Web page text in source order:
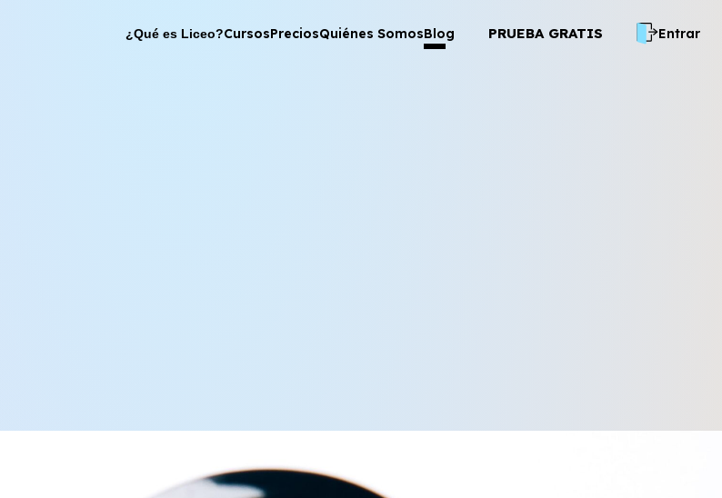
¿Qué es Liceo?CursosPreciosQuiénes SomosBlog PRUEBA GRATIS Entrar